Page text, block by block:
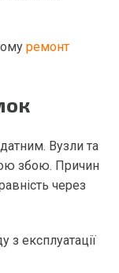
ремонт
Вузли та
збою. Причин
через
експлуатації